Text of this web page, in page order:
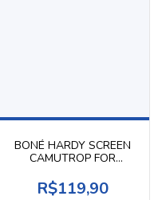
BONÉ HARDY SCREEN
CAMUTROP FOR
R$119,90